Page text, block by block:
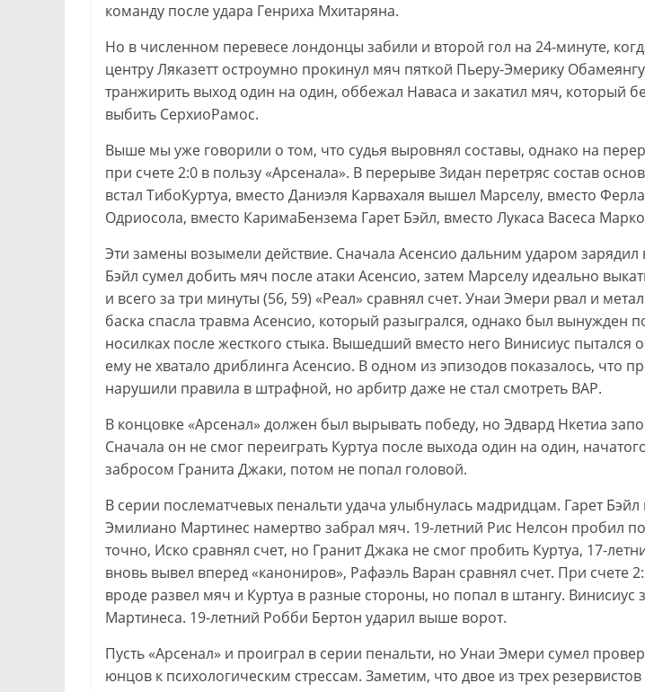
команду после удара Генриха Мхитаряна.
Но в численном перевесе лондонцы забили и второй гол на 24-минуте,
центру Ляказетт остроумно прокинул мяч пяткой Пьеру-Эмерику
транжирить выход один на один, оббежал Наваса и закатил мяч, который
выбить СерхиоРамос.
Выше мы уже говорили о том, что судья выровнял составы, однако на
при счете 2:0 в пользу «Арсенала». В перерыве Зидан перетряс состав
встал ТибоКуртуа, вместо Даниэля Карвахаля вышел Марселу, вместо
Одриосола, вместо КаримаБензема Гарет Бэйл, вместо Лукаса Васеса
Эти замены возымели действие. Сначала Асенсио дальним ударом зарядил
Бэйл сумел добить мяч после атаки Асенсио, затем Марселу идеально
и всего за три минуты (56, 59) «Реал» сравнял счет. Унаи Эмери рвал и
баска спасла травма Асенсио, который разыгрался, однако был вынужден
носилках после жесткого стыка. Вышедший вместо него Винисиус пытался
ему не хватало дриблинга Асенсио. В одном из эпизодов показалось, что
нарушили правила в штрафной, но арбитр даже не стал смотреть ВАР.
В концовке «Арсенал» должен был вырывать победу, но Эдвард Нкетиа
Сначала он не смог переиграть Куртуа после выхода один на один,
забросом Гранита Джаки, потом не попал головой.
В серии послематчевых пенальти удача улыбнулась мадридцам. Гарет
Эмилиано Мартинес намертво забрал мяч. 19-летний Рис Нелсон пробил
точно, Иско сравнял счет, но Гранит Джака не смог пробить Куртуа, 17-
вновь вывел вперед «канониров», Рафаэль Варан сравнял счет. При счете
вроде развел мяч и Куртуа в разные стороны, но попал в штангу. Винисиус
Мартинеса. 19-летний Робби Бертон ударил выше ворот.
Пусть «Арсенал» и проиграл в серии пенальти, но Унаи Эмери сумел
юнцов к психологическим стрессам. Заметим, что двое из трех резервистов